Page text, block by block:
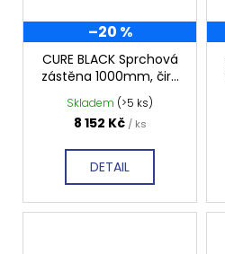
–20 %
CURE BLACK Sprchová
zástěna 1000mm, čiré
sklo, CB100
Skladem (>5 ks)
8 152 Kč / ks
DETAIL